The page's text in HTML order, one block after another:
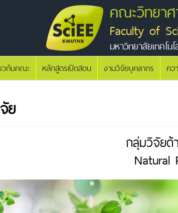
คณะวิทยาศ
Faculty of
มหาวิทยาลัยเทคโน
วกับคณะ หลักสูตรเปิดสอน งานวิจัยบุคลากร คว
ย
กลุ่มวิจัยด้
Natural